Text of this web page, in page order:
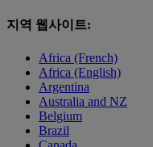
지역 웹사이트:
Africa (French)
Africa (English)
Argentina
Australia and NZ
Belgium
Brazil